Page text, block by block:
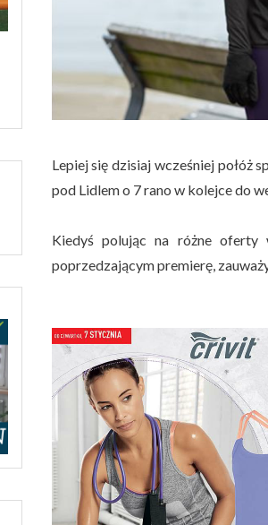
Lepiej się dzisiaj wcześniej połóż
pod Lidlem o 7 rano w kolejce do
Kiedyś polując na różne oferty
poprzedzającym premierę,